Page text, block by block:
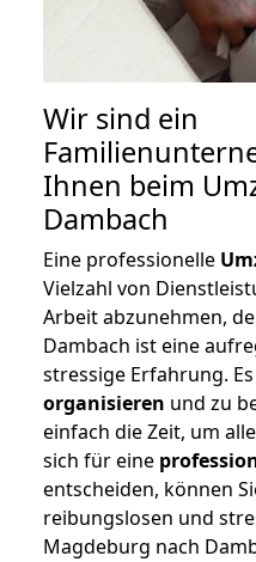
Wir sind ein
Ihnen beim
Dambach
Eine professionelle
Vielzahl von
Arbeit abzunehmen,
Dambach ist eine
stressige Erfahrung.
organisieren und zu
einfach die Zeit, um
sich für eine
entscheiden, können
reibungslosen und
Magdeburg nach